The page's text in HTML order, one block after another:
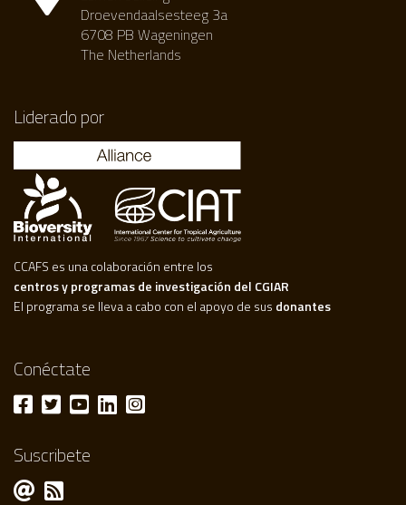
Droevendaalsesteeg 3a
6708 PB Wageningen
The Netherlands
Liderado por
CCAFS es una colaboración entre los
centros y programas de investigación del CGIAR
El programa se lleva a cabo con el apoyo de sus donantes
Conéctate
Suscribete